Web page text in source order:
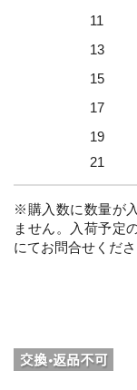
11
13
15
17
19
21
※購入数に数量が
ません。入荷予定
にてお問合せくださ